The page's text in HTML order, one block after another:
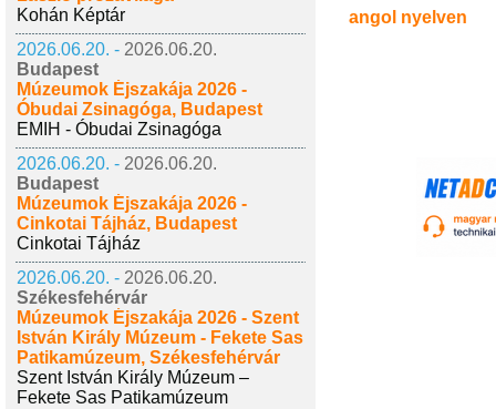
Kohán Képtár
2026.06.20. - 2026.06.20.
Budapest
Múzeumok Éjszakája 2026 -
Óbudai Zsinagóga, Budapest
EMIH - Óbudai Zsinagóga
2026.06.20. - 2026.06.20.
Budapest
Múzeumok Éjszakája 2026 -
Cinkotai Tájház, Budapest
Cinkotai Tájház
2026.06.20. - 2026.06.20.
Székesfehérvár
Múzeumok Éjszakája 2026 - Szent
István Király Múzeum - Fekete Sas
Patikamúzeum, Székesfehérvár
Szent István Király Múzeum –
Fekete Sas Patikamúzeum
angol nyelven